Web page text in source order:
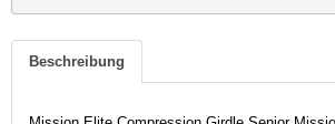
Beschreibung